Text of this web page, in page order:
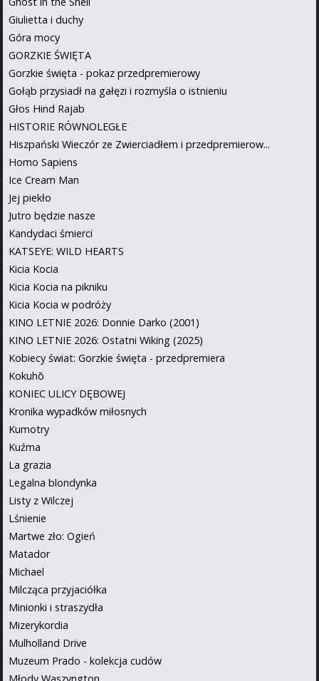
Giulietta i duchy
Góra mocy
GORZKIE ŚWIĘTA
Gorzkie święta - pokaz przedpremierowy
Gołąb przysiadł na gałęzi i rozmyśla o istnieniu
Głos Hind Rajab
HISTORIE RÓWNOLEGŁE
Hiszpański Wieczór ze Zwierciadłem i przedpremierow...
Homo Sapiens
Ice Cream Man
Jej piekło
Jutro będzie nasze
Kandydaci śmierci
KATSEYE: WILD HEARTS
Kicia Kocia
Kicia Kocia na pikniku
Kicia Kocia w podróży
KINO LETNIE 2026: Donnie Darko (2001)
KINO LETNIE 2026: Ostatni Wiking (2025)
Kobiecy świat: Gorzkie święta - przedpremiera
Kokuhō
KONIEC ULICY DĘBOWEJ
Kronika wypadków miłosnych
Kumotry
Kuźma
La grazia
Legalna blondynka
Listy z Wilczej
Lśnienie
Martwe zło: Ogień
Matador
Michael
Milcząca przyjaciółka
Minionki i straszydła
Mizerykordia
Mulholland Drive
Muzeum Prado - kolekcja cudów
Młody Waszyngton